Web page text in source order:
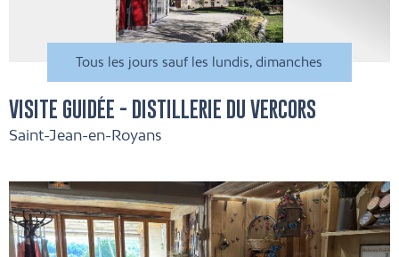
Tous les jours sauf les lundis, dimanches
VISITE GUIDÉE - DISTILLERIE DU VERCORS
Saint-Jean-en-Royans